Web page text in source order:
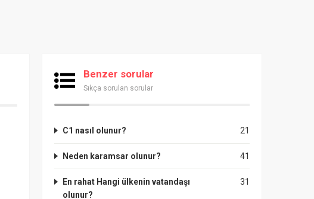
Benzer sorular
Sıkça sorulan sorular
21
C1 nasıl olunur?
41
Neden karamsar olunur?
31
En rahat Hangi ülkenin vatandaşı
olunur?